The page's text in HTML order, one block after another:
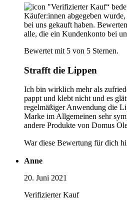
"Verifizierter Kauf“
Käufer:innen abgegeben
bei uns gekauft haben.
alle, die ein Kundenkonto bei
Bewertet mit 5 von 5 Sternen.
Strafft die Lippen
Ich bin wirklich mehr als
pappt und klebt nicht und es
regelmäßiger Anwendung die
Marke im Allgemeinen sehr
andere Produkte von Domus
War diese Bewertung für dich
Anne
20. Juni 2021
Verifizierter Kauf